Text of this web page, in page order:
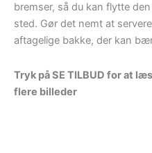
bremser, så du kan flytte
sted. Gør det nemt at
aftagelige bakke, der kan
Tryk på SE TILBUD for at
flere billeder